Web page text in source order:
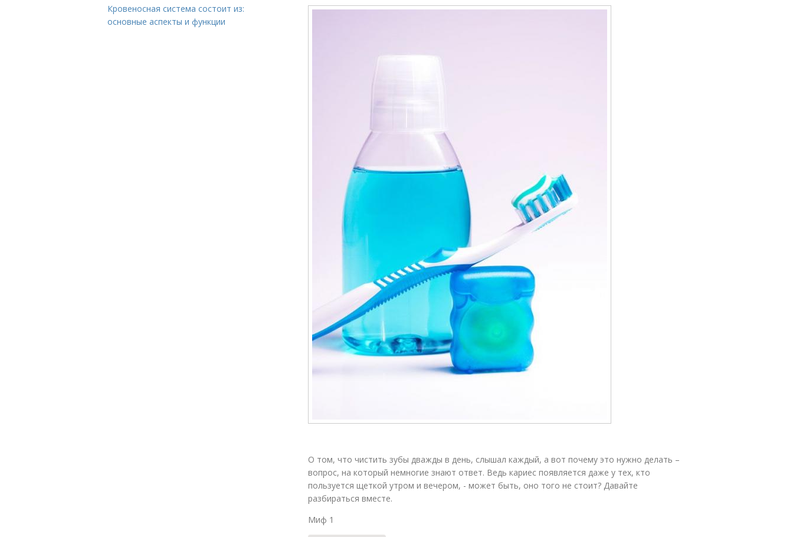
О том, что чистить зубы дважды в день, слышал каждый, а вот почему это нужно делать –
вопрос, на который немногие знают ответ. Ведь кариес появляется даже у тех, кто
пользуется щеткой утром и вечером, - может быть, оно того не стоит? Давайте
разбираться вместе.
Миф 1
Кровеносная система состоит из:
основные аспекты и функции